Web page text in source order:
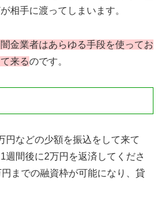
相手に渡ってしまいます。
金業者はあらゆる手段を使ってお
来るのです。
円などの少額を振込をして来て
週間後に2万円を返済してくださ
までの融資枠が可能になり、貸